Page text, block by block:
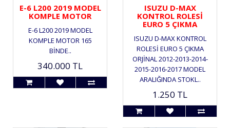
E-6 L200 2019 MODEL
KOMPLE MOTOR
E-6 L200 2019 MODEL
KOMPLE MOTOR 165
BİNDE..
340.000 TL
ISUZU D-MAX
KONTROL ROLESİ
EURO 5 ÇIKMA
ISUZU D-MAX KONTROL
ROLESİ EURO 5 ÇIKMA
ORJİNAL 2012-2013-2014-
2015-2016-2017 MODEL
ARALIĞINDA STOKL..
1.250 TL